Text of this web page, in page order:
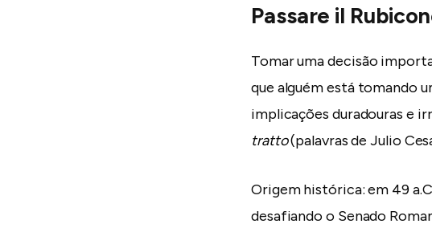
Passare il
Tomar uma decisão
que alguém está tomando
implicações duradouras e
tratto(palavras de Julio
Origem histórica: em 49
desafiando o Senado